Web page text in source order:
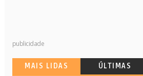
publicidade
MAIS LIDAS ÚLTIMAS